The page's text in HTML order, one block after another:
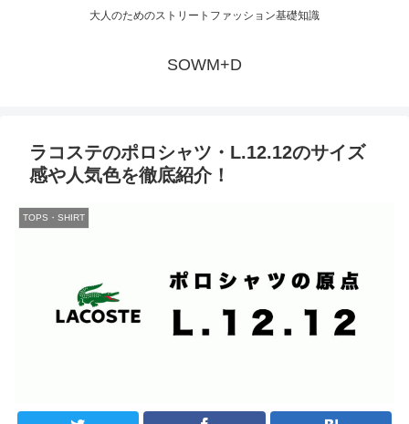
大人のためのストリートファッション基礎知識
SOWM+D
ラコステのポロシャツ・L.12.12のサイズ
感や人気色を徹底紹介！
TOPS・SHIRT